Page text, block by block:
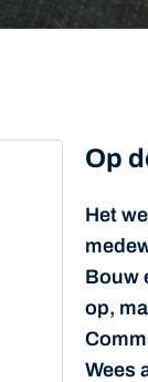
Op
Het
Bouw
op,
Wees